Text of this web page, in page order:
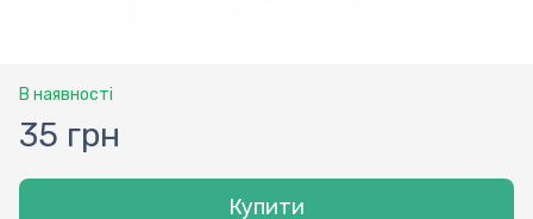
В наявності
35 грн
Купити